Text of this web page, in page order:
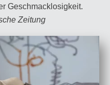
Geschmacklosigkeit.
Zeitung